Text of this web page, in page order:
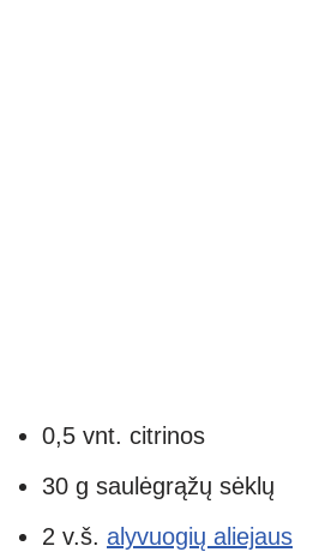
0,5 vnt. citrinos
30 g saulėgrąžų sėklų
2 v.š. alyvuogių aliejaus